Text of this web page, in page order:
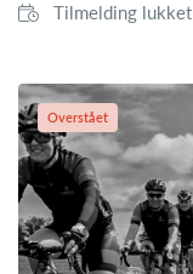
Tilmelding lukket
Overstået